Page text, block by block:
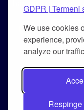
GDPR | Termeni
We use cookies
experience,
analyze our